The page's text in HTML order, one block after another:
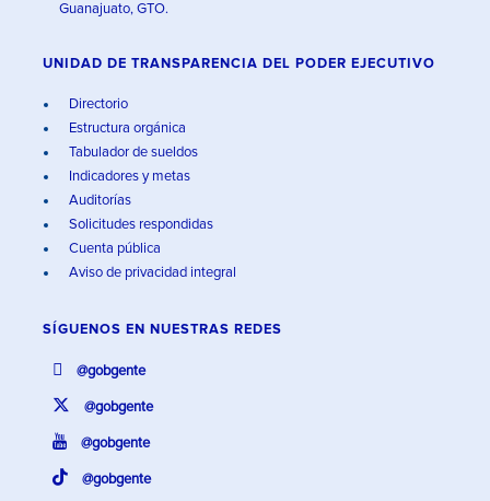
Guanajuato, GTO.
UNIDAD DE TRANSPARENCIA DEL PODER EJECUTIVO
Directorio
Estructura orgánica
Tabulador de sueldos
Indicadores y metas
Auditorías
Solicitudes respondidas
Cuenta pública
Aviso de privacidad integral
SÍGUENOS EN NUESTRAS REDES
@gobgente
@gobgente
@gobgente
@gobgente